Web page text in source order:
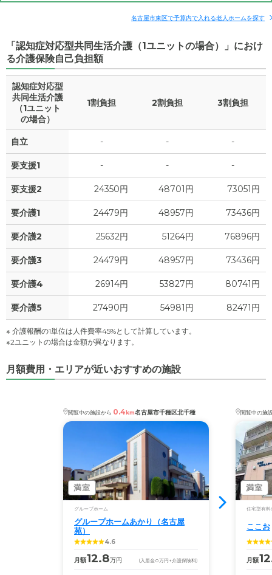
名古屋市東区で予算内で入れる老人ホームを探す
「認知症対応型共同生活介護（1ユニットの場合）」におけ
る介護保険自己負担額
認知症対応型
共同生活介護
（1ユニット
の場合）
1割負担 2割負担 3割負担
自立 - - -
要支援1 - - -
要支援2 24350円 48701円 73051円
要介護1 24479円 48957円 73436円
要介護2 25632円 51264円 76896円
要介護3 24479円 48957円 73436円
要介護4 26914円 53827円 80741円
要介護5 27490円 54981円 82471円
※ 介護報酬の1単位は人件費率45%として計算しています。
※2ユニットの場合は金額が異なります。
月額費用・エリアが近いおすすめの施設
閲覧中の施設から 0.4km名古屋市千種区北千種
満室
グループホーム
グループホームあかり（名古屋
苑）
4.6
月額12.8万円 (入居金0万円 +介護保険料)
閲覧中の施
満室
住宅型有料
ここお
月額